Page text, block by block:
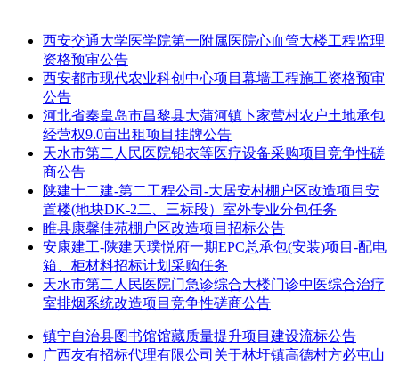
西安交通大学医学院第一附属医院心血管大楼工程监理
资格预审公告
西安都市现代农业科创中心项目幕墙工程施工资格预审
公告
河北省秦皇岛市昌黎县大蒲河镇卜家营村农户土地承包
经营权9.0亩出租项目挂牌公告
天水市第二人民医院铅衣等医疗设备采购项目竞争性磋
商公告
陕建十二建-第二工程公司-大居安村棚户区改造项目安
置楼(地块DK-2二、三标段）室外专业分包任务
睢县康馨佳苑棚户区改造项目招标公告
安康建工-陕建天璞悦府一期EPC总承包(安装)项目-配电
箱、柜材料招标计划采购任务
天水市第二人民医院门急诊综合大楼门诊中医综合治疗
室排烟系统改造项目竞争性磋商公告
镇宁自治县图书馆馆藏质量提升项目建设流标公告
广西友有招标代理有限公司关于林圩镇高德村方必屯山